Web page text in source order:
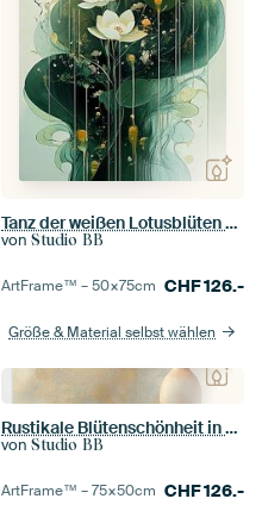
Tanz der weißen Lotusblüten Nr.4
von Studio BB
ArtFrame™ –50×75cm CHF126.-
Größe & Material selbst wählen
Rustikale Blütenschönheit in Beige
von Studio BB
ArtFrame™ –75×50cm CHF126.-